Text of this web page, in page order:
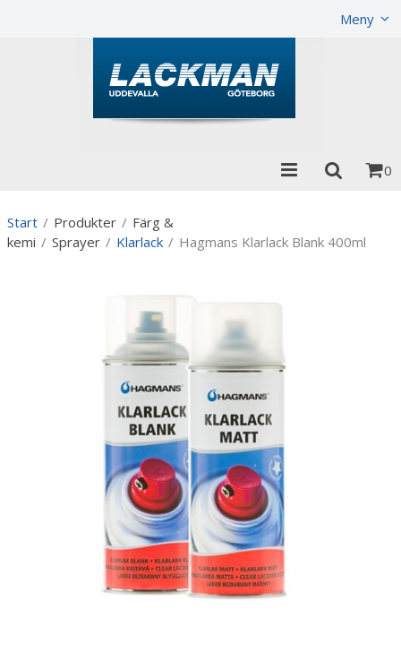
Meny
0
Start / Produkter / Färg &
kemi / Sprayer / Klarlack / Hagmans Klarlack Blank 400ml